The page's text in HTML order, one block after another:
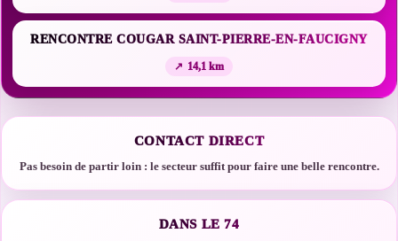
RENCONTRE COUGAR SAINT-PIERRE-EN-FAUCIGNY
14,1 km
CONTACT DIRECT
Pas besoin de partir loin : le secteur suffit pour faire une belle rencontre.
DANS LE 74